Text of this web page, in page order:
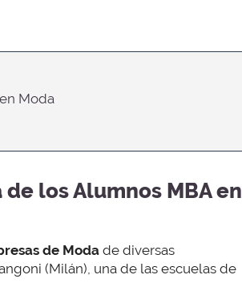
Moda
los Alumnos MBA en
de Moda de diversas
(Milán), una de las escuelas de